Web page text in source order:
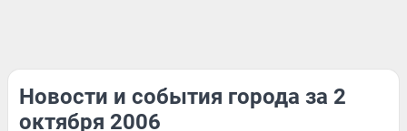
Новости и события города за 2
октября 2006